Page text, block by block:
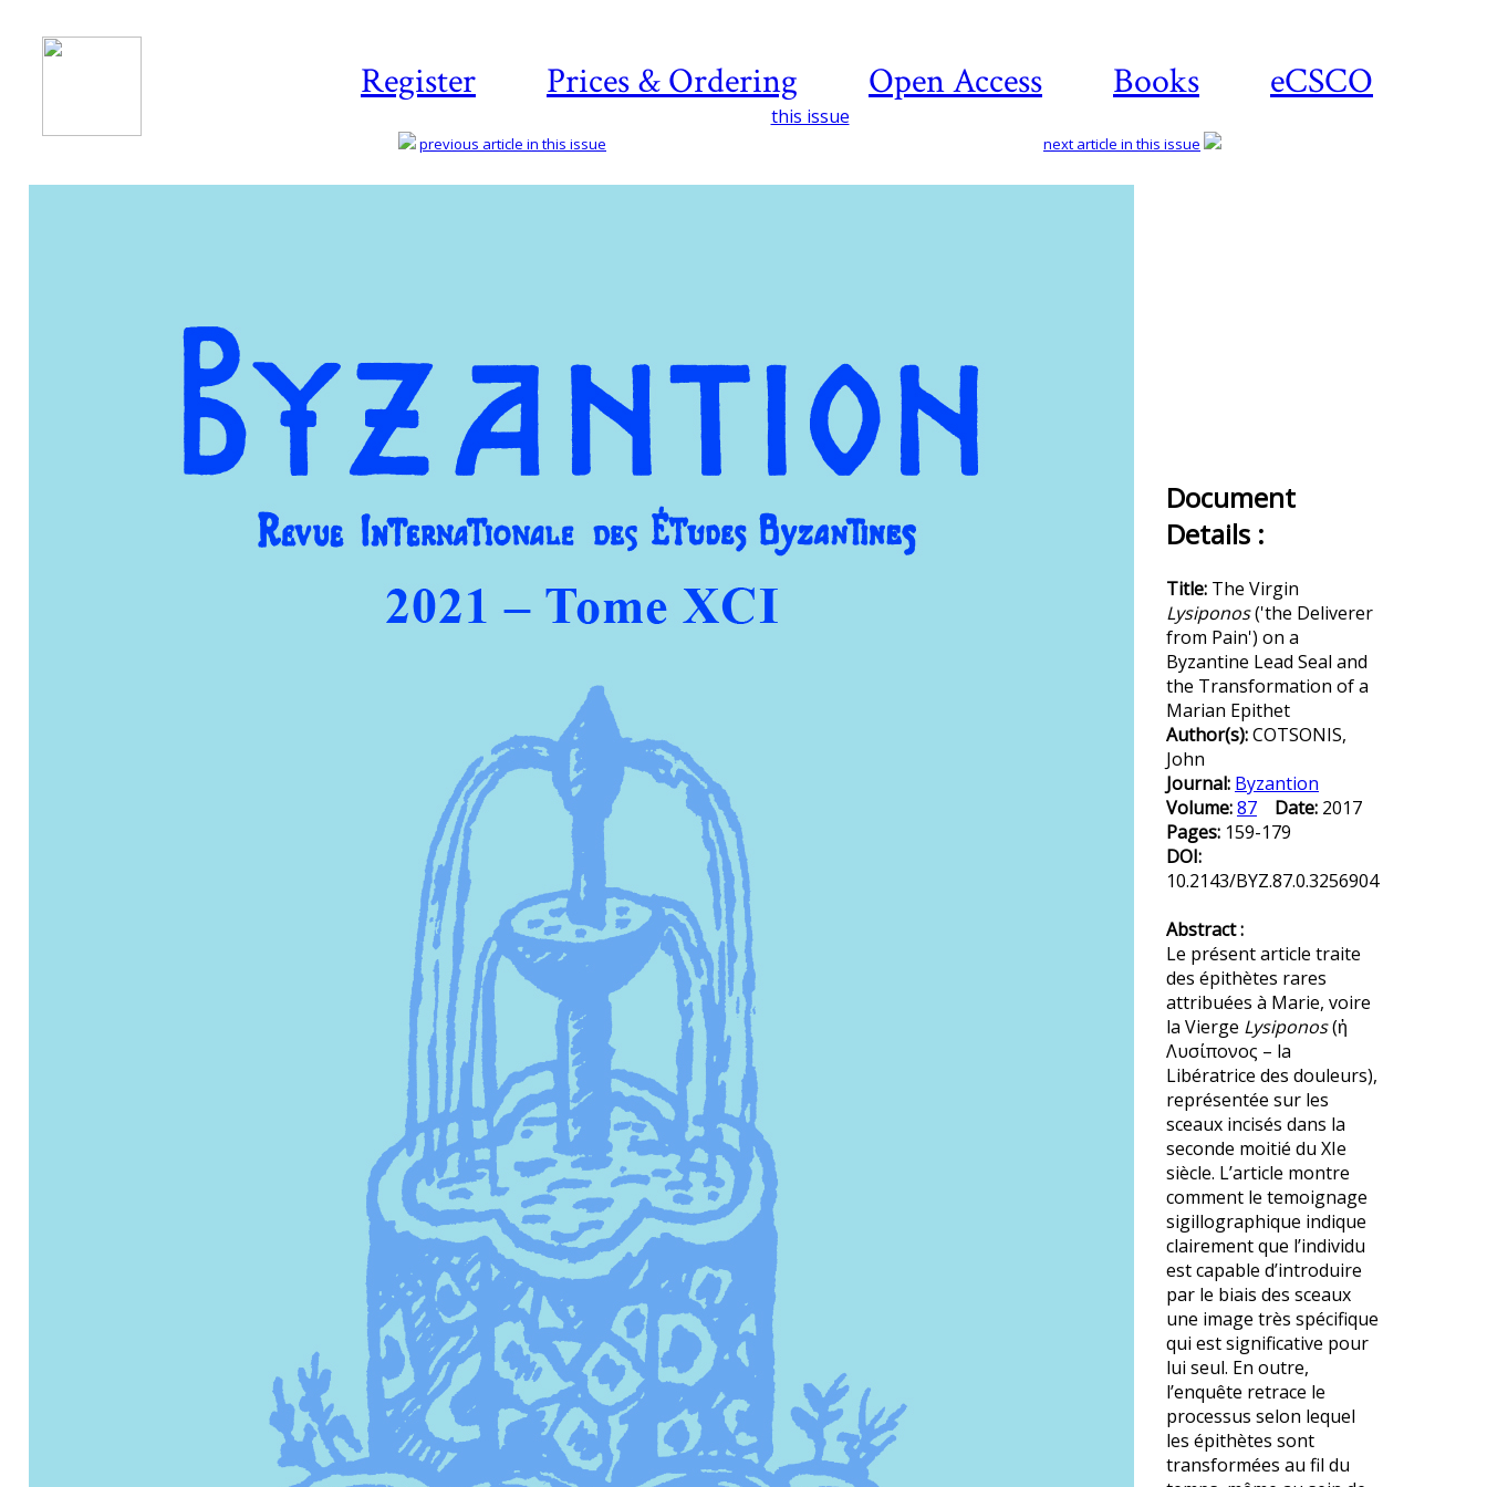
Register Prices & Ordering Open Access Books eCSCO
this issue
previous article in this issue next article in this issue
Document
Details :
Title: The Virgin
Lysiponos('the Deliverer
from Pain') on a
Byzantine Lead Seal and
the Transformation of a
Marian Epithet
Author(s):COTSONIS,
John
Journal: Byzantion
Volume:87 Date: 2017
Pages: 159-179
DOI:
10.2143/BYZ.87.0.3256904
Abstract :
Le présent article traite
des épithètes rares
attribuées à Marie, voire
la Vierge Lysiponos(ἡ
Λυσίπονος – la
Libératrice des douleurs),
représentée sur les
sceaux incisés dans la
seconde moitié du XIe
siècle. L’article montre
comment le temoignage
sigillographique indique
clairement que l’individu
est capable d’introduire
par le biais des sceaux
une image très spécifique
qui est significative pour
lui seul. En outre,
l’enquête retrace le
processus selon lequel
les épithètes sont
transformées au fil du